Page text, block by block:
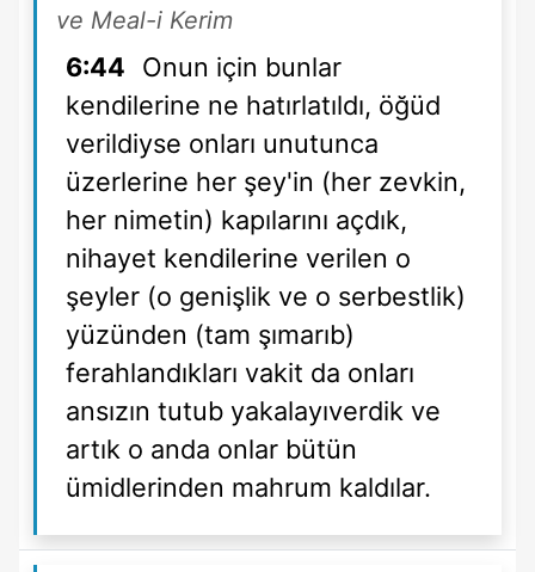
ve Meal-i Kerim
6:44
Onun için bunlar
kendilerine ne hatırlatıldı, öğüd
verildiyse onları unutunca
üzerlerine her şey'in (her zevkin,
her nimetin) kapılarını açdık,
nihayet kendilerine verilen o
şeyler (o genişlik ve o serbestlik)
yüzünden (tam şımarıb)
ferahlandıkları vakit da onları
ansızın tutub yakalayıverdik ve
artık o anda onlar bütün
ümidlerinden mahrum kaldılar.